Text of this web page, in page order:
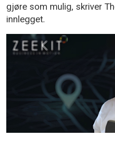
gjøre som mulig, skriver
innlegget.